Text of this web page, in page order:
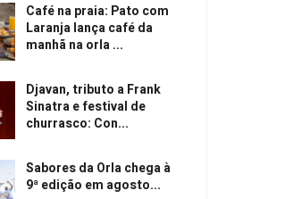
Café na praia: Pato com
Laranja lança café da
manhã na orla ...
Djavan, tributo a Frank
Sinatra e festival de
churrasco: Con...
Sabores da Orla chega à
9ª edição em agosto...